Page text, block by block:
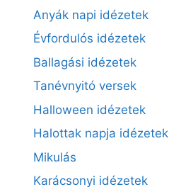
Anyák napi idézetek
Évfordulós idézetek
Ballagási idézetek
Tanévnyitó versek
Halloween idézetek
Halottak napja idézetek
Mikulás
Karácsonyi idézetek